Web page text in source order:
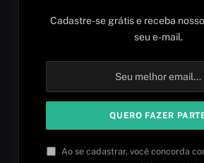
Cadastre-se grátis e receba
seu e-mail.
Ao se cadastrar, você concorda